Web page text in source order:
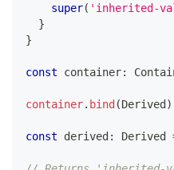
super( 'inherited-
}
}
const container:
container. bind (Derived )
const derived : Derived